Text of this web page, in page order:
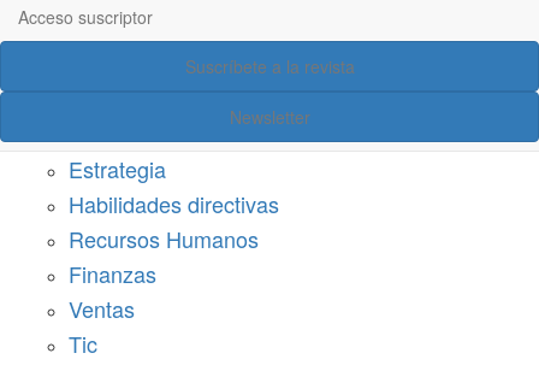
principal
Acceso suscriptor
Suscríbete a la revista
Newsletter
Acceso suscriptor
Estrategia
Habilidades directivas
Recursos Humanos
Finanzas
Ventas
Tic